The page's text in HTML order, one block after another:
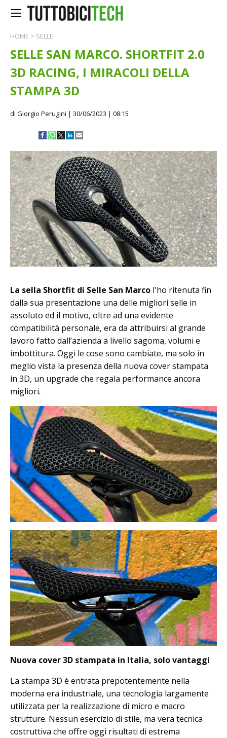
HOME > SELLE
SELLE SAN MARCO. SHORTFIT 2.0
3D RACING, I MIRACOLI DELLA
STAMPA 3D
di Giorgio Perugini | 30/06/2023 | 08:15
La sella Shortfit di Selle San Marco l'ho ritenuta fin
dalla sua presentazione una delle migliori selle in
assoluto ed il motivo, oltre ad una evidente
compatibilità personale, era da attribuirsi al grande
lavoro fatto dall’azienda a livello sagoma, volumi e
imbottitura. Oggi le cose sono cambiate, ma solo in
meglio vista la presenza della nuova cover stampata
in 3D, un upgrade che regala performance ancora
migliori.
Nuova cover 3D stampata in Italia, solo vantaggi
La stampa 3D è entrata prepotentemente nella
moderna era industriale, una tecnologia largamente
utilizzata per la realizzazione di micro e macro
strutture. Nessun esercizio di stile, ma vera tecnica
costruttiva che offre oggi risultati di estrema